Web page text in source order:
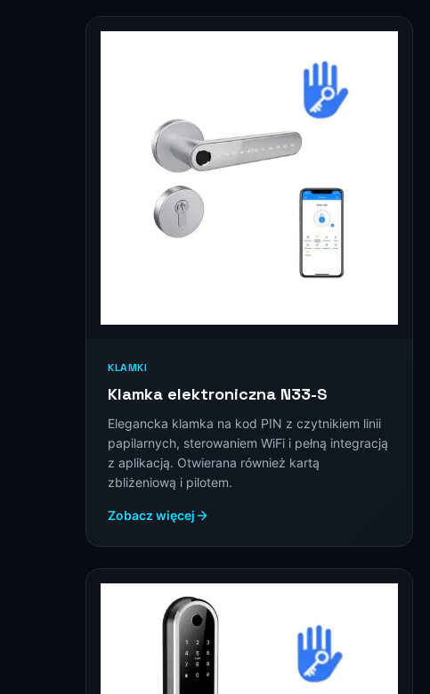
KLAMKI
Klamka elektroniczna N33-S
Elegancka klamka na kod PIN z czytnikiem linii
papilarnych, sterowaniem WiFi i pełną integracją
z aplikacją. Otwierana również kartą
zbliżeniową i pilotem.
Zobacz więcej